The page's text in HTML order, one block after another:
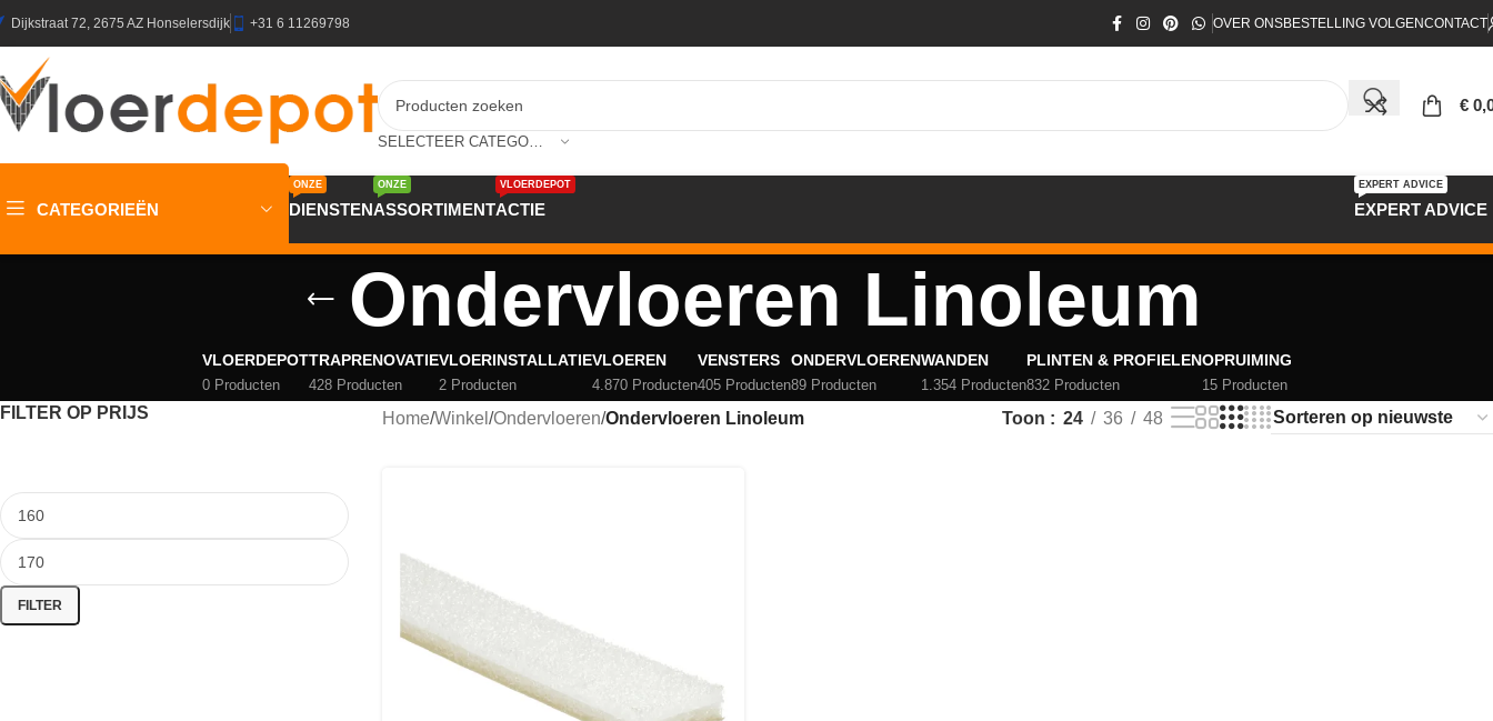
Dijkstraat 72, 2675 AZ Honselersdijk +31 6 11269798 OVER ONSBESTELLING VOLGENCONTACT
€
CATEGORIEËN DIENSTEN
ONZE
ASSORTIMENT
ONZE
ACTIE
VLOERDEPOT
EXPERT ADVICE
EXPERT ADVICE
Ondervloeren Linoleum
VLOERDEPOT
0 Producten
TRAPRENOVATIE
428 Producten
VLOERINSTALLATIE
2 Producten
VLOEREN
4.870 Producten
VENSTERS
405 Producten
ONDERVLOEREN
89 Producten
WANDEN
1.354 Producten
PLINTEN & PROFIELEN
832 Producten
OPRUIMING
15 Producten
FILTER OP PRIJS
FILTER
Home/Winkel /Ondervloeren/Ondervloeren Linoleum Toon 24 36 48